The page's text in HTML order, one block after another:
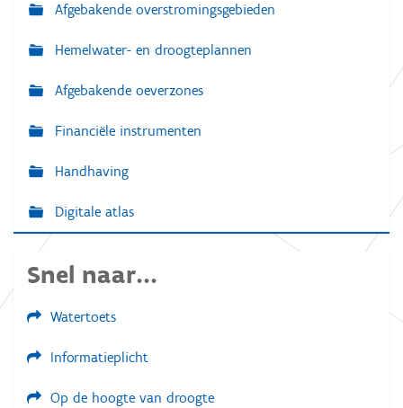
Afgebakende overstromingsgebieden
Hemelwater- en droogteplannen
Afgebakende oeverzones
Financiële instrumenten
Handhaving
Digitale atlas
Snel naar...
Watertoets
Informatieplicht
Op de hoogte van droogte